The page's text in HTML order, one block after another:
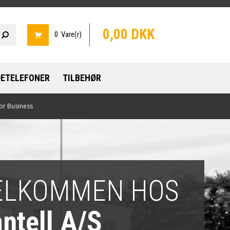
0 Vare(r) 0,00 DKK
TILBEHØR
Business
HOS
A/S